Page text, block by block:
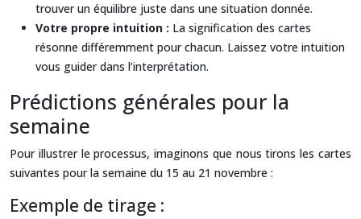
trouver un équilibre juste dans une situation donnée.
Votre propre intuition : La signification des cartes
résonne différemment pour chacun. Laissez votre intuition
vous guider dans l’interprétation.
Prédictions générales pour la
semaine
Pour illustrer le processus, imaginons que nous tirons les cartes
suivantes pour la semaine du 15 au 21 novembre :
Exemple de tirage :